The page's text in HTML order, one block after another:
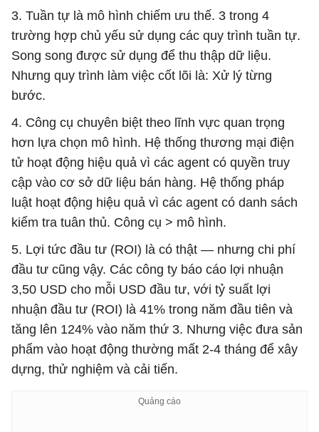
3. Tuần tự là mô hình chiếm ưu thế. 3 trong 4
trường hợp chủ yếu sử dụng các quy trình tuần tự.
Song song được sử dụng để thu thập dữ liệu.
Nhưng quy trình làm việc cốt lõi là: Xử lý từng
bước.
4. Công cụ chuyên biệt theo lĩnh vực quan trọng
hơn lựa chọn mô hình. Hệ thống thương mại điện
tử hoạt động hiệu quả vì các agent có quyền truy
cập vào cơ sở dữ liệu bán hàng. Hệ thống pháp
luật hoạt động hiệu quả vì các agent có danh sách
kiểm tra tuân thủ. Công cụ > mô hình.
5. Lợi tức đầu tư (ROI) là có thật — nhưng chi phí
đầu tư cũng vậy. Các công ty báo cáo lợi nhuận
3,50 USD cho mỗi USD đầu tư, với tỷ suất lợi
nhuận đầu tư (ROI) là 41% trong năm đầu tiên và
tăng lên 124% vào năm thứ 3. Nhưng việc đưa sản
phẩm vào hoạt động thường mất 2-4 tháng để xây
dựng, thử nghiệm và cải tiến.